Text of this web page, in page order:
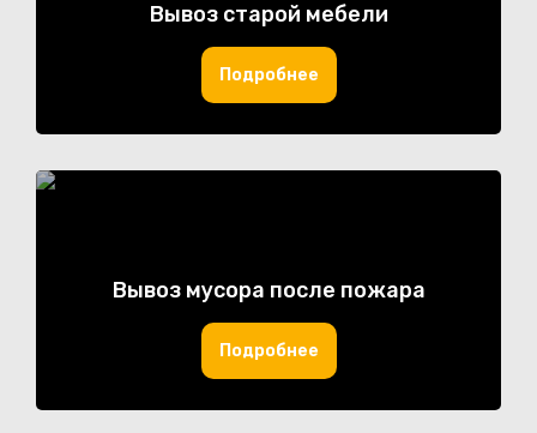
Вывоз старой мебели
Подробнее
Вывоз мусора после пожара
Подробнее